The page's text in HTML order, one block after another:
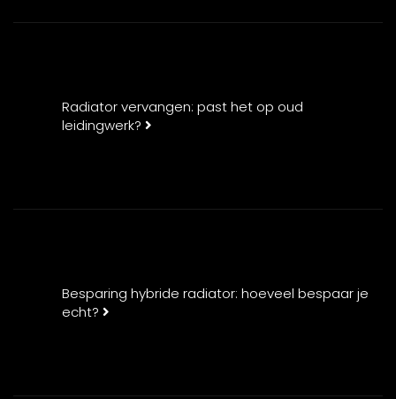
Radiator vervangen: past het op oud
leidingwerk?
Besparing hybride radiator: hoeveel bespaar je
echt?